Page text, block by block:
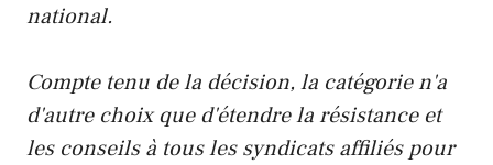
national.
Compte tenu de la décision, la catégorie n'a
d'autre choix que d'étendre la résistance et
les conseils à tous les syndicats affiliés pour